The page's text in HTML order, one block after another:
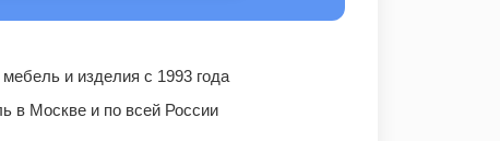
и изделия с 1993 года
в Москве и по всей России